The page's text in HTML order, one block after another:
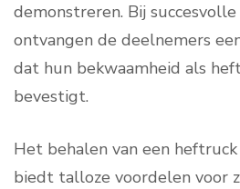
demonstreren. Bij
ontvangen de deelnemers
dat hun bekwaamheid als
bevestigt.
Het behalen van een
biedt talloze voordelen voor